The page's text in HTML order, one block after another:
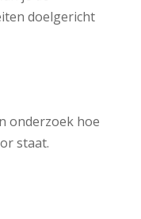
doelgericht
onderzoek hoe
staat.